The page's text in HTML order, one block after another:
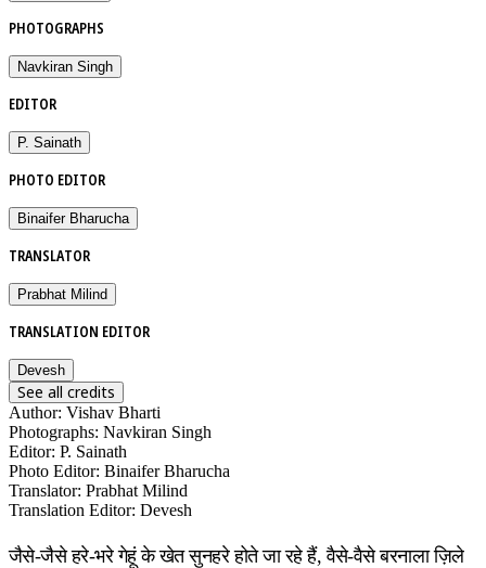
PHOTOGRAPHS
Navkiran Singh
EDITOR
P. Sainath
PHOTO EDITOR
Binaifer Bharucha
TRANSLATOR
Prabhat Milind
TRANSLATION EDITOR
Devesh
See all credits
Author: Vishav Bharti
Photographs: Navkiran Singh
Editor: P. Sainath
Photo Editor: Binaifer Bharucha
Translator: Prabhat Milind
Translation Editor: Devesh
जैसे-जैसे हरे-भरे गेहूं के खेत सुनहरे होते जा रहे हैं, वैसे-वैसे बरनाला ज़िले